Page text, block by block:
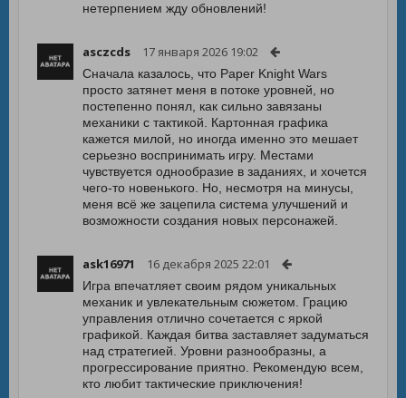
нетерпением жду обновлений!
asczcds 17 января 2026 19:02
Сначала казалось, что Paper Knight Wars
просто затянет меня в потоке уровней, но
постепенно понял, как сильно завязаны
механики с тактикой. Картонная графика
кажется милой, но иногда именно это мешает
серьезно воспринимать игру. Местами
чувствуется однообразие в заданиях, и хочется
чего-то новенького. Но, несмотря на минусы,
меня всё же зацепила система улучшений и
возможности создания новых персонажей.
ask16971 16 декабря 2025 22:01
Игра впечатляет своим рядом уникальных
механик и увлекательным сюжетом. Грацию
управления отлично сочетается с яркой
графикой. Каждая битва заставляет задуматься
над стратегией. Уровни разнообразны, а
прогрессирование приятно. Рекомендую всем,
кто любит тактические приключения!